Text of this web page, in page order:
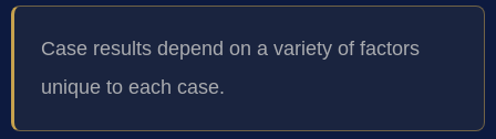
Case results depend on a variety of factors
unique to each case.